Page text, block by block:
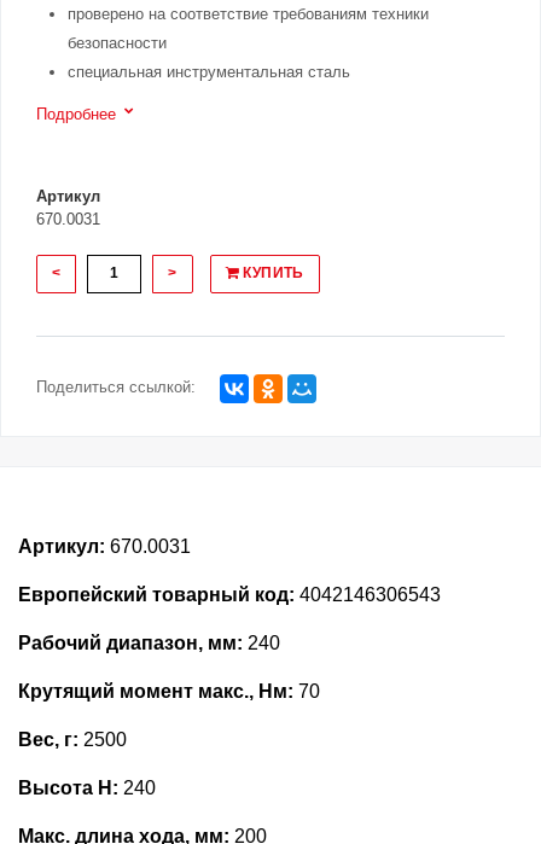
проверено на соответствие требованиям техники
безопасности
специальная инструментальная сталь
Подробнее
Артикул
670.0031
< > КУПИТЬ
Поделиться ссылкой:
Артикул: 670.0031
Европейский товарный код: 4042146306543
Рабочий диапазон, мм: 240
Крутящий момент макс., Нм: 70
Вес, г: 2500
Высота Н: 240
Макс. длина хода, мм: 200